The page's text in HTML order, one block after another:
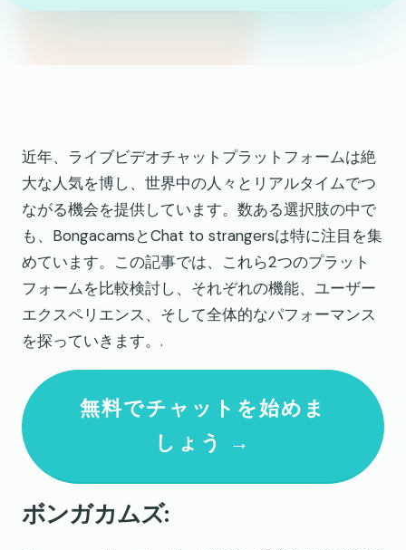
近年、ライブビデオチャットプラットフォームは絶
大な人気を博し、世界中の人々とリアルタイムでつ
ながる機会を提供しています。数ある選択肢の中で
も、BongacamsとChat to strangersは特に注目を集
めています。この記事では、これら2つのプラット
フォームを比較検討し、それぞれの機能、ユーザー
エクスペリエンス、そして全体的なパフォーマンス
を探っていきます。.
無料でチャットを始めま
しょう →
ボンガカムズ: